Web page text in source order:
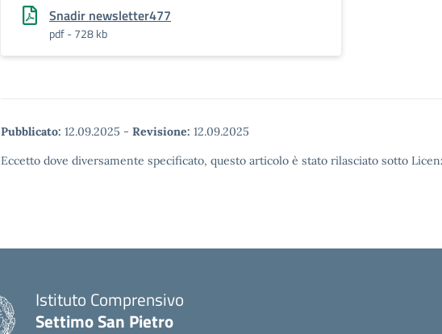
Snadir newsletter477
pdf - 728 kb
Pubblicato: 12.09.2025 - Revisione: 12.09.2025
Eccetto dove diversamente specificato, questo articolo è stato rilasciato sotto
Istituto Comprensivo
Settimo San Pietro